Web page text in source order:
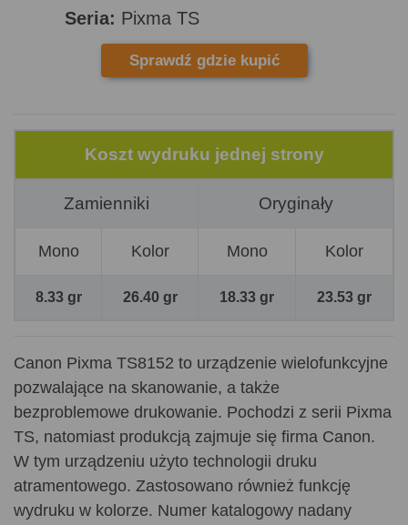
Seria: Pixma TS
Sprawdź gdzie kupić
Koszt wydruku jednej strony
Zamienniki Oryginały
Mono Kolor Mono Kolor
8.33 gr 26.40 gr 18.33 gr 23.53 gr
Canon Pixma TS8152 to urządzenie wielofunkcyjne
pozwalające na skanowanie, a także
bezproblemowe drukowanie. Pochodzi z serii Pixma
TS, natomiast produkcją zajmuje się firma Canon.
W tym urządzeniu użyto technologii druku
atramentowego. Zastosowano również funkcję
wydruku w kolorze. Numer katalogowy nadany